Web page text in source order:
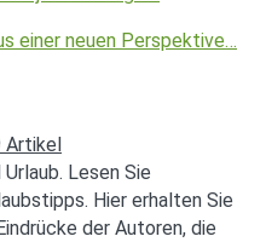
einer neuen Perspektive…
Artikel
Lesen Sie
Hier erhalten Sie
der Autoren, die